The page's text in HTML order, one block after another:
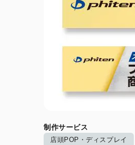
制作サービス
店頭POP・ディスプレイ